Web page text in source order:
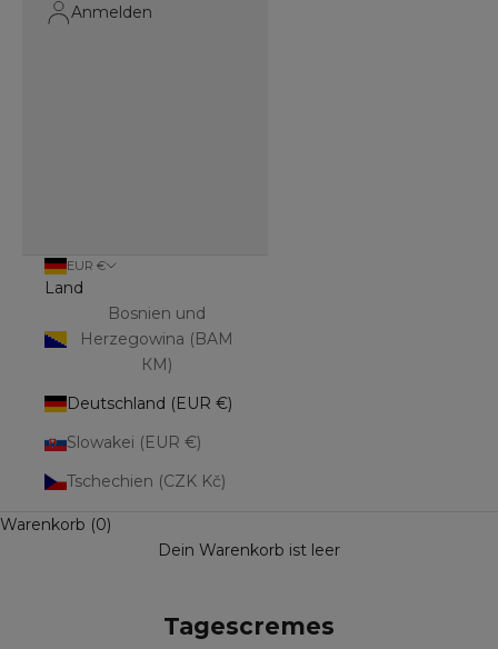
Anmelden
EUR €
Land
Bosnien und
Herzegowina (BAM
КМ)
Deutschland (EUR €)
Slowakei (EUR €)
Tschechien (CZK Kč)
Warenkorb (0)
Dein Warenkorb ist leer
Tagescremes